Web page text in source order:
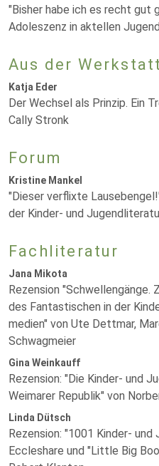
"Bisher habe ich es recht gut
Adoleszenz in aktellen
Aus der Werkstatt
Katja Eder
Der Wechsel als Prinzip. Ein
Cally Stronk
Forum
Kristine Mankel
"Dieser verflixte
der Kinder- und
Fachliteratur
Jana Mikota
Rezension "Schwellengänge.
des Fantastischen in der
medien" von Ute Dettmar,
Schwagmeier
Gina Weinkauff
Rezension: "Die Kinder- und
Weimarer Republik" von
Linda Dütsch
Rezension: "1001 Kinder-
Eccleshare und "Little Big